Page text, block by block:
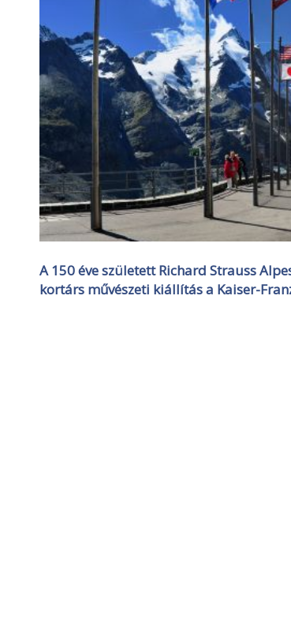
A 150 éve született Richard Strauss
kortárs művészeti kiállítás a Kaiser-